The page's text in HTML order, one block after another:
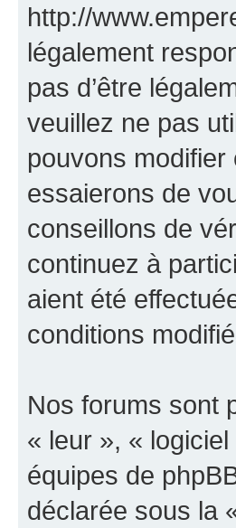
http://
légalement
pas d’être
veuillez ne pas
pouvons modifier
essaierons de
conseillons de
continuez à
aient été
conditions
Nos forums sont
« leur », «
équipes de
déclarée sous la